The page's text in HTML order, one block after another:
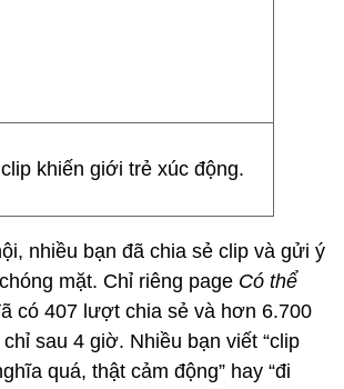
khiến giới trẻ xúc động.
nhiều bạn đã chia sẻ clip và gửi ý
mặt. Chỉ riêng page Có thể
có 407 lượt chia sẻ và hơn 6.700
sau 4 giờ. Nhiều bạn viết “clip
quá, thật cảm động” hay “đi